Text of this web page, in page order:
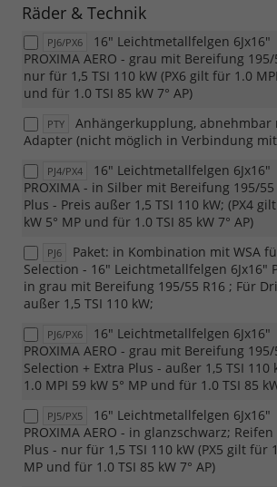
Räder & Technik
PJ6/PX6
16" Leichtmetallfelgen 6Jx16"
PROXIMA AERO - grau mit Bereifung
nur für 1,5 TSI 110 kW (PX6 gilt für 1.0
und für 1.0 TSI 85 kW 7° AP)
PTY
Anhängerkupplung, abnehmbar
Adapter (nicht möglich in Verbindung mit
PJ4/PX4
16" Leichtmetallfelgen 6Jx16"
PROXIMA - in Silber mit Bereifung 195/55
Plus - Preis außer 1,5 TSI 110 kW; (PX4
kW 5° MP und für 1.0 TSI 85 kW 7° AP)
PJ6
Paket: in Kombination mit WSA
Selection - 16" Leichtmetallfelgen 6Jx16"
in grau mit Bereifung 195/55 R16 ; Für
außer 1,5 TSI 110 kW;
PJ6/PX6
16" Leichtmetallfelgen 6Jx16"
PROXIMA AERO - grau mit Bereifung
Selection + Extra Plus - außer 1,5 TSI 110
1.0 MPI 59 kW 5° MP und für 1.0 TSI 85
PJ5/PX5
16" Leichtmetallfelgen 6Jx16"
PROXIMA AERO - in glanzschwarz;
Plus - nur für 1,5 TSI 110 kW (PX5 gilt für
MP und für 1.0 TSI 85 kW 7° AP)